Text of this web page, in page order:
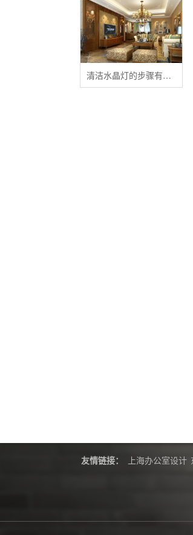
清洁水晶灯的步骤有哪些？
友情链接： 上海办公室设计